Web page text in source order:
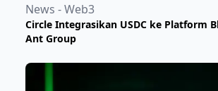
News - Web3
Circle Integrasikan USDC ke Platform
Ant Group